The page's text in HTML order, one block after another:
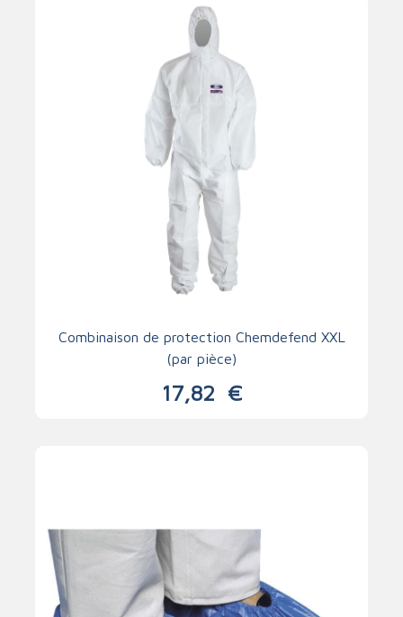
Combinaison de protection Chemdefend XXL
(par pièce)
17,82 €